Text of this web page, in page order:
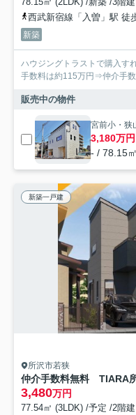
西武新宿線「入曽」駅 徒
新築
ハウジングトラストで購入す
販売中の物件
宮前小・狭
3,180万円
- / 78.15
新築一戸建
所沢市若狭
仲介手数料無料 TIARA
3,480万円
77.54㎡ (3LDK) /予定 /2階建